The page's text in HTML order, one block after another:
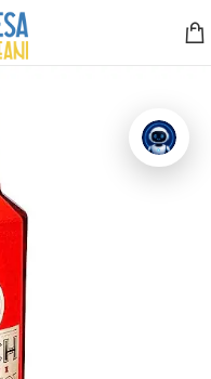
ti richiamiamo noi